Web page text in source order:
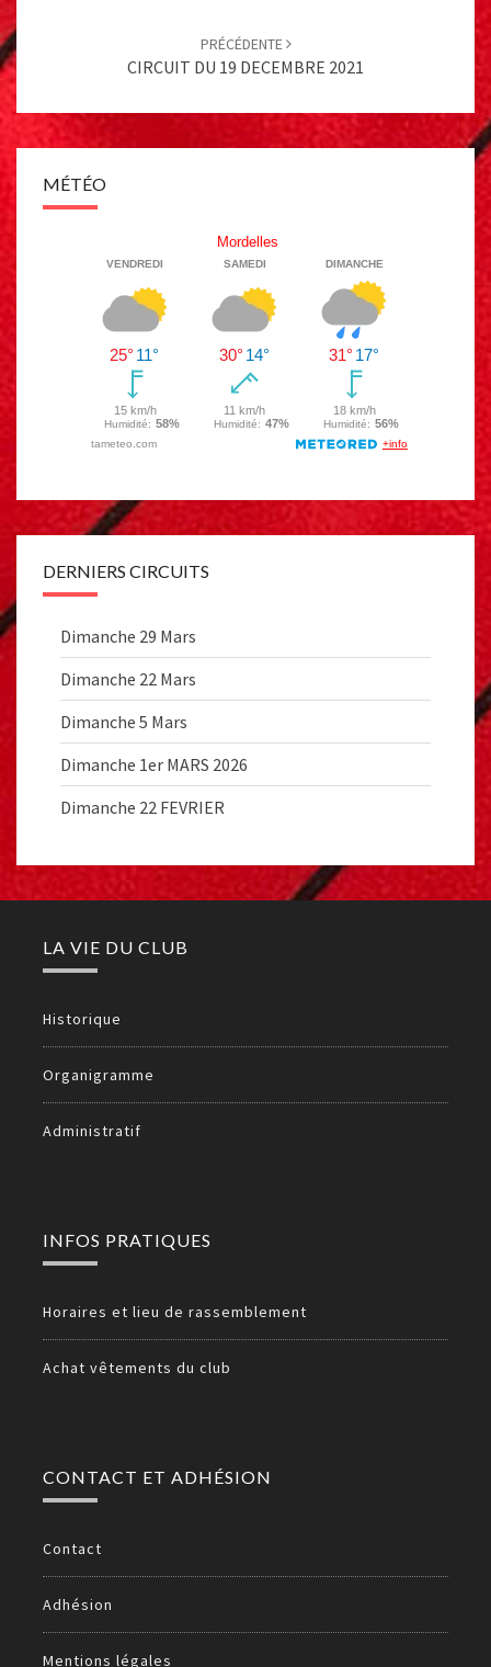
PRÉCÉDENTE
CIRCUIT DU 19 DECEMBRE 2021
MÉTÉO
DERNIERS CIRCUITS
Dimanche 29 Mars
Dimanche 22 Mars
Dimanche 5 Mars
Dimanche 1er MARS 2026
Dimanche 22 FEVRIER
LA VIE DU CLUB
Historique
Organigramme
Administratif
INFOS PRATIQUES
Horaires et lieu de rassemblement
Achat vêtements du club
CONTACT ET ADHÉSION
Contact
Adhésion
Mentions légales